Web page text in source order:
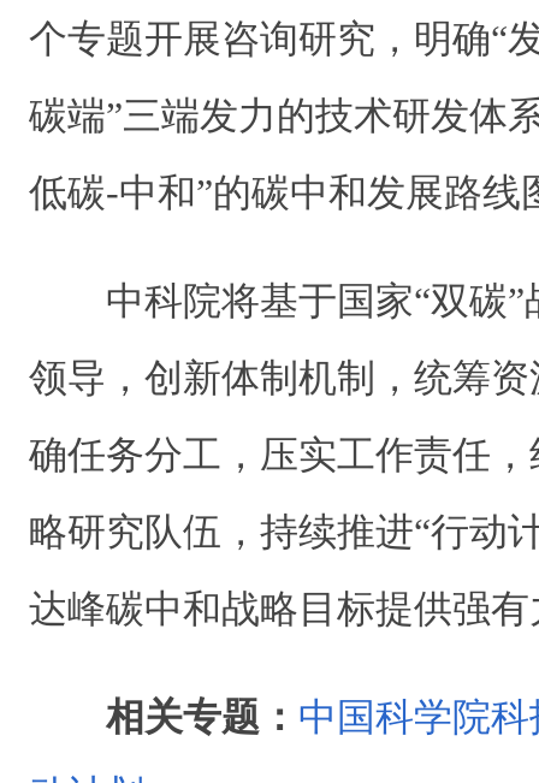
个专题开展咨询研究，明确“
碳端”三端发力的技术研发体
低碳-中和”的碳中和发展路线
中科院将基于国家“双碳”
领导，创新体制机制，统筹
确任务分工，压实工作责任
略研究队伍，持续推进“行动
达峰碳中和战略目标提供强
相关专题： 中国科学院